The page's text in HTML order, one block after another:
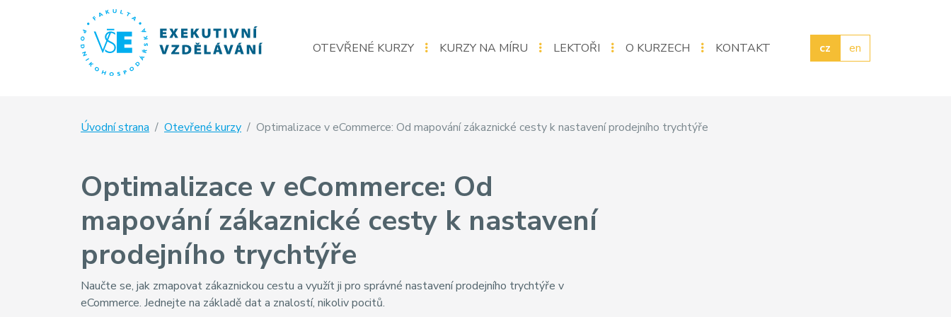
OTEVŘENÉ KURZY KURZY NA MÍRU LEKTOŘI O KURZECH KONTAKT cz en
Úvodní strana Otevřené kurzy Optimalizace v eCommerce: Od mapování zákaznické cesty k nastavení prodejního trychtýře
Optimalizace v eCommerce: Od
mapování zákaznické cesty k nastavení
prodejního trychtýře
Naučte se, jak zmapovat zákaznickou cestu a využít ji pro správné nastavení prodejního trychtýře v
eCommerce. Jednejte na základě dat a znalostí, nikoliv pocitů.